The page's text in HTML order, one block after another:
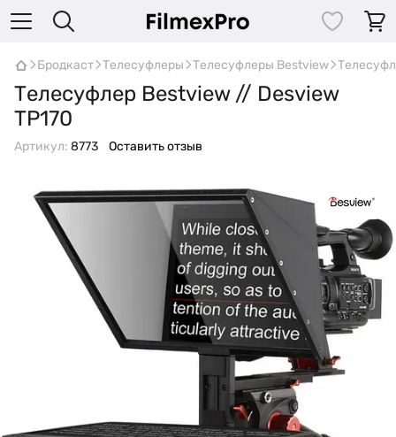
Бродкаст Телесуфлеры Телесуфлеры Bestview
Телесуфлер Bestview // Desview
TP170
Артикул: 8773 Оставить отзыв